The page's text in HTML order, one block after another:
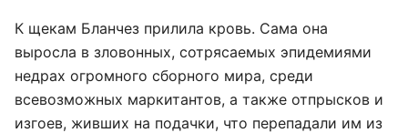
К щекам Бланчез прилила кровь. Сама она
выросла в зловонных, сотрясаемых эпидемиями
недрах огромного сборного мира, среди
всевозможных маркитантов, а также отпрысков и
изгоев, живших на подачки, что перепадали им из